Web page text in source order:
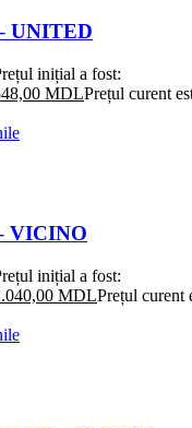
UNITED
inițial a fost:
MDLPrețul curent
VICINO
inițial a fost:
MDLPrețul curent